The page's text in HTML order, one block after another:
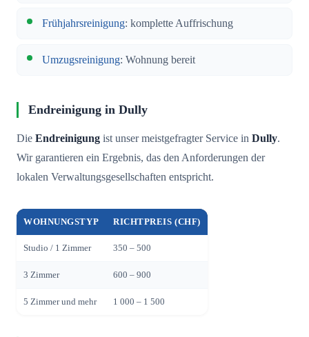
Frühjahrsreinigung: komplette Auffrischung
Umzugsreinigung: Wohnung bereit
Endreinigung in Dully
Die Endreinigung ist unser meistgefragter Service in Dully.
Wir garantieren ein Ergebnis, das den Anforderungen der
lokalen Verwaltungsgesellschaften entspricht.
WOHNUNGSTYP RICHTPREIS (CHF)
Studio / 1 Zimmer 350 – 500
3 Zimmer 600 – 900
5 Zimmer und mehr 1 000 – 1 500